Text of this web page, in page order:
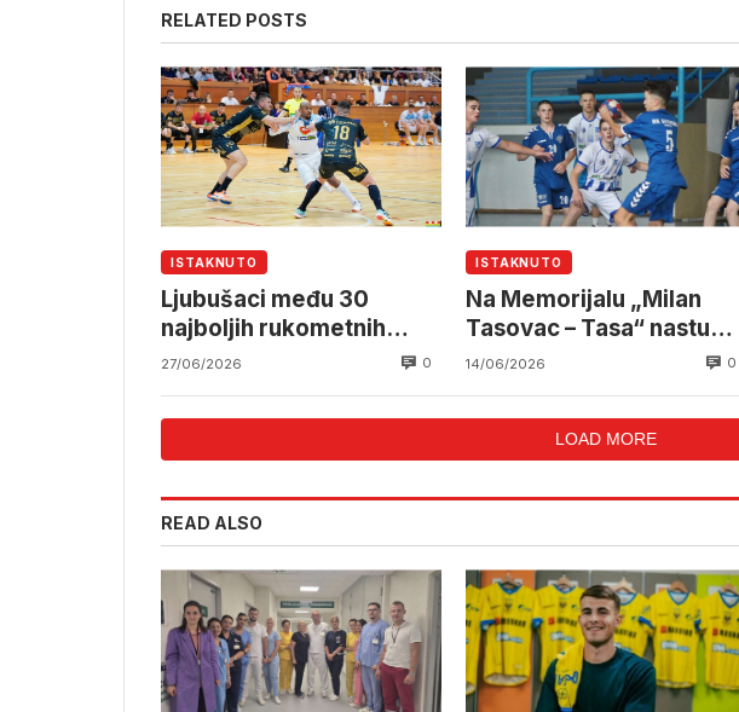
RELATED POSTS
ISTAKNUTO
Ljubušaci među 30
najboljih rukometnih
klubova Evrope
27/06/2026 0
ISTAKNUTO
Na Memorijalu „Milan
Tasovac – Tasa“ nastupa
i RK Velež
14/06/2026 0
LOAD MORE
READ ALSO